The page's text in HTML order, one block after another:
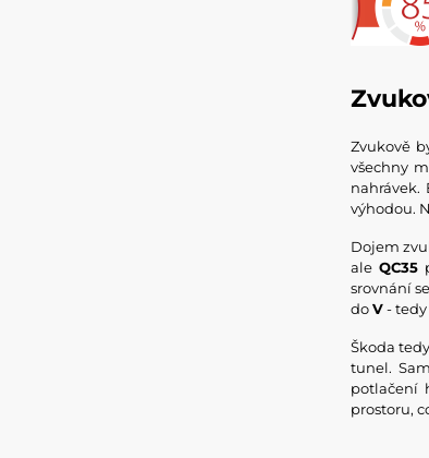
Zvukově
všechny
nahrávek.
výhodou.
Dojem
ale QC35
srovnání
doV-
Škoda
tunel.
potlačení
prostoru,